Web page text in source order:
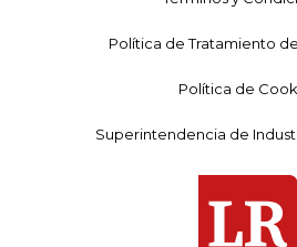
Política de Tratamiento
Política de
Superintendencia de